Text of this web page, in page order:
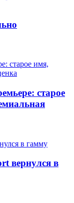
старое
вернулся в